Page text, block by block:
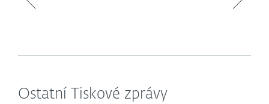
Ostatní Tiskové zprávy